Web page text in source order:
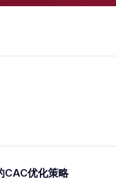
CAC优化策略